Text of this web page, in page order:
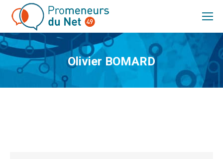
Olivier BOMARD
Vous êtes ici :